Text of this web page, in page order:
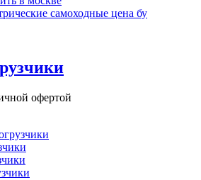
самоходные цена бу
офертой